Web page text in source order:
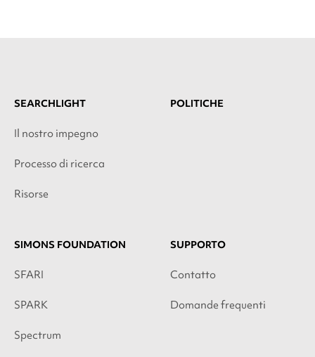
SEARCHLIGHT
Il nostro impegno
Processo di ricerca
Risorse
POLITICHE
SIMONS FOUNDATION
SFARI
SPARK
Spectrum
SUPPORTO
Contatto
Domande frequenti